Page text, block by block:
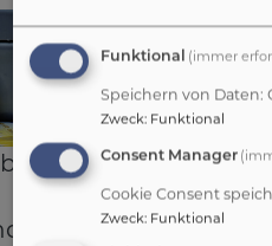
zu
01.
Unser
In
Funktional (immer
Speichern von Daten:
Zweck: Funktional
Consent Manager
Cookie Consent
Zweck: Funktional